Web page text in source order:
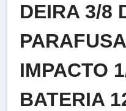
DEIRA 3/8
IMPACTO
BATERIA